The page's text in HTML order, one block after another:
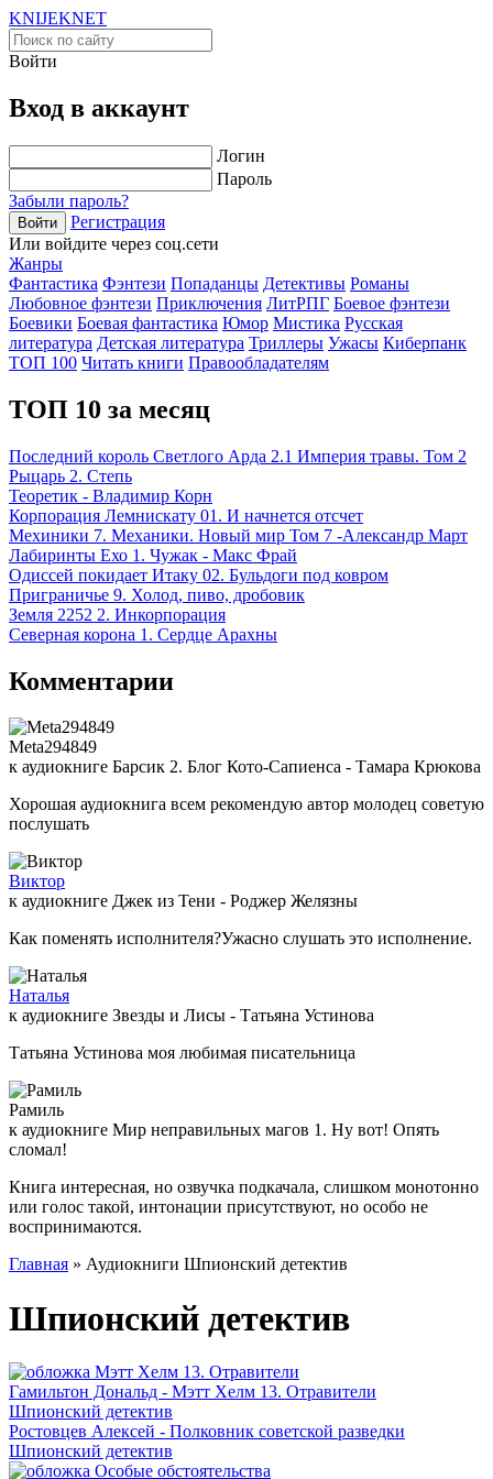
KNIJEKNET
Войти
Вход в аккаунт
Логин
Пароль
Забыли пароль?
Войти
Регистрация
Или войдите через соц.сети
Жанры
Фантастика Фэнтези Попаданцы Детективы Романы
Любовное фэнтези Приключения ЛитРПГ Боевое фэнтези
Боевики Боевая фантастика Юмор Мистика Русская
литература Детская литература Триллеры Ужасы Киберпанк
ТОП 100 Читать книги Правообладателям
ТОП 10 за месяц
Последний король Светлого Арда 2.1 Империя травы. Том 2
Рыцарь 2. Степь
Теоретик - Владимир Корн
Корпорация Лемнискату 01. И начнется отсчет
Мехиники 7. Механики. Новый мир Том 7 -Александр Март
Лабиринты Ехо 1. Чужак - Макс Фрай
Одиссей покидает Итаку 02. Бульдоги под ковром
Приграничье 9. Холод, пиво, дробовик
Земля 2252 2. Инкорпорация
Северная корона 1. Сердце Арахны
Комментарии
Meta294849
к аудиокниге Барсик 2. Блог Кото-Сапиенса - Тамара Крюкова
Хорошая аудиокнига всем рекомендую автор молодец советую
послушать
Виктор
к аудиокниге Джек из Тени - Роджер Желязны
Как поменять исполнителя?Ужасно слушать это исполнение.
Наталья
к аудиокниге Звезды и Лисы - Татьяна Устинова
Татьяна Устинова моя любимая писательница
Рамиль
к аудиокниге Мир неправильных магов 1. Ну вот! Опять
сломал!
Книга интересная, но озвучка подкачала, слишком монотонно
или голос такой, интонации присутствуют, но особо не
воспринимаются.
Главная » Аудиокниги Шпионский детектив
Шпионский детектив
Гамильтон Дональд - Мэтт Хелм 13. Отравители
Шпионский детектив
Ростовцев Алексей - Полковник советской разведки
Шпионский детектив